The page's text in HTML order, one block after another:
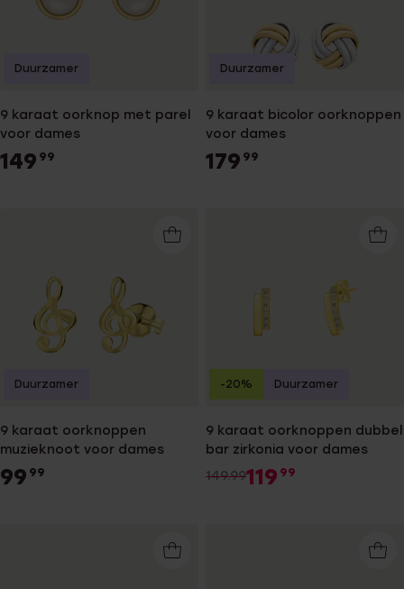
9 karaat oorknop met parel
voor dames
149 99
Duurzamer
9 karaat bicolor oorknoppen
voor dames
179 99
Duurzamer
9 karaat oorknoppen
muzieknoot voor dames
99 99
Duurzamer
9 karaat oorknoppen dubbel
bar zirkonia voor dames
149.99119 99
-20% Duurzamer